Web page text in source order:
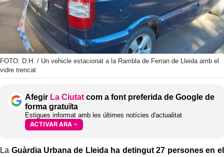
FOTO: D.H. / Un vehicle estacionat a la Rambla de Ferran de Lleida amb el
vidre trencat
Afegir La Ciutat com a font preferida de Google de
forma gratuïta
Estigues informat amb les últimes notícies d'actualitat
ACTIVAR ARA
La Guàrdia Urbana de Lleida ha detingut 27 persones en el